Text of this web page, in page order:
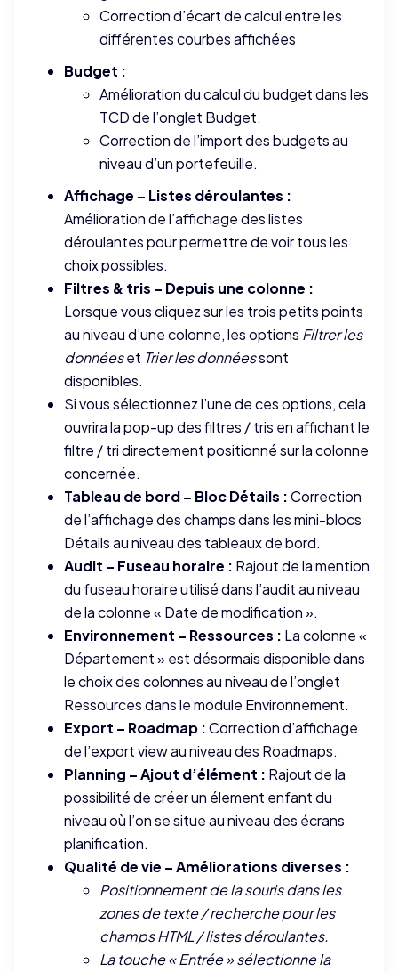
Correction d’écart de calcul entre les
différentes courbes affichées
Budget :
Amélioration du calcul du budget dans les
TCD de l’onglet Budget.
Correction de l’import des budgets au
niveau d’un portefeuille.
Affichage – Listes déroulantes :
Amélioration de l’affichage des listes
déroulantes pour permettre de voir tous les
choix possibles.
Filtres & tris – Depuis une colonne :
Lorsque vous cliquez sur les trois petits points
au niveau d’une colonne, les options Filtrer les
donnéeset Trier les donnéessont
disponibles.
Si vous sélectionnez l’une de ces options, cela
ouvrira la pop-up des filtres / tris en affichant le
filtre / tri directement positionné sur la colonne
concernée.
Tableau de bord – Bloc Détails :Correction
de l’affichage des champs dans les mini-blocs
Détails au niveau des tableaux de bord.
Audit – Fuseau horaire : Rajout de la mention
du fuseau horaire utilisé dans l’audit au niveau
de la colonne « Date de modification ».
Environnement – Ressources : La colonne «
Département » est désormais disponible dans
le choix des colonnes au niveau de l’onglet
Ressources dans le module Environnement.
Export – Roadmap :Correction d’affichage
de l’export view au niveau des Roadmaps.
Planning – Ajout d’élément : Rajout de la
possibilité de créer un élement enfant du
niveau où l’on se situe au niveau des écrans
planification.
Qualité de vie – Améliorations diverses :
Positionnement de la souris dans les
zones de texte / recherche pour les
champs HTML / listes déroulantes.
La touche « Entrée » sélectionne la